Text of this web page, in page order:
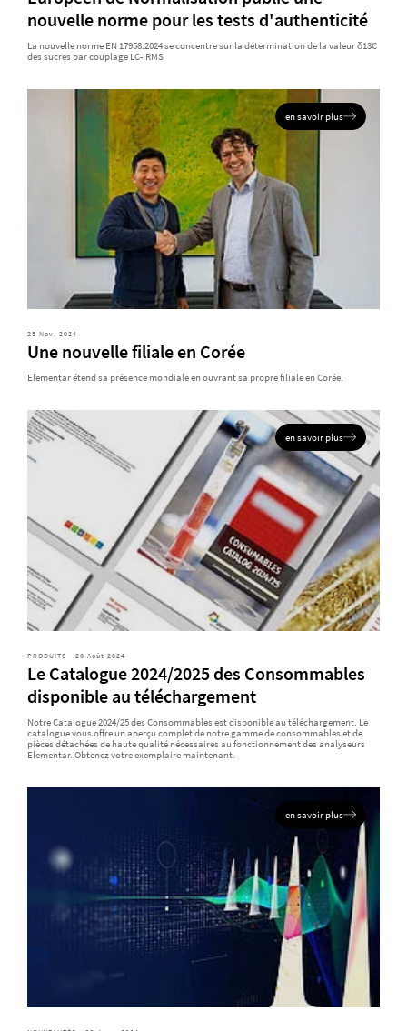
nouvelle norme pour les tests d'authenticité
La nouvelle norme EN 17958:2024 se concentre sur la détermination de la valeur δ13C
des sucres par couplage LC-IRMS
en savoir plus
25 Nov. 2024
Une nouvelle filiale en Corée
Elementar étend sa présence mondiale en ouvrant sa propre filiale en Corée.
en savoir plus
PRODUITS 20 Août 2024
Le Catalogue 2024/2025 des Consommables
disponible au téléchargement
Notre Catalogue 2024/25 des Consommables est disponible au téléchargement. Le
catalogue vous offre un aperçu complet de notre gamme de consommables et de
pièces détachées de haute qualité nécessaires au fonctionnement des analyseurs
Elementar. Obtenez votre exemplaire maintenant.
en savoir plus